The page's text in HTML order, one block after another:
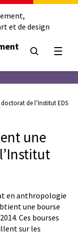
et de design
de l’Institut EDS
une
en anthropologie
une bourse
Ces bourses
sur les